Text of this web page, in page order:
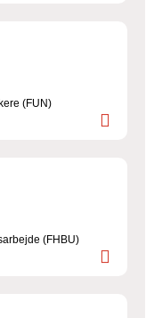
(FUN)
(FHBU)